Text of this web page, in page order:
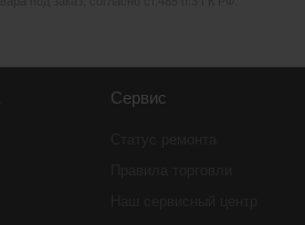
Сервис